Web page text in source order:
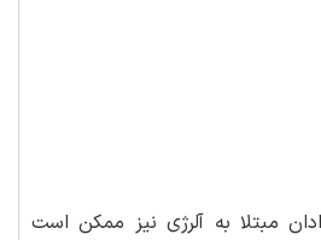
مبتلا به آلرژی نیز ممکن است